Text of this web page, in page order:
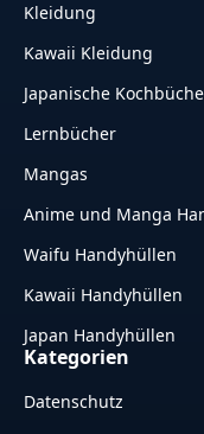
Kleidung
Kawaii Kleidung
Japanische
Lernbücher
Mangas
Anime und Manga
Waifu Handyhüllen
Kawaii Handyhüllen
Japan Handyhüllen
Kategorien
Datenschutz